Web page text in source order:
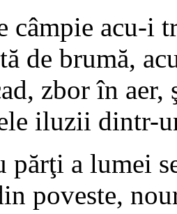
câmpie acu-i
de brumă,
zbor în aer,
iluzii dintr-
părţi a lumei
poveste,